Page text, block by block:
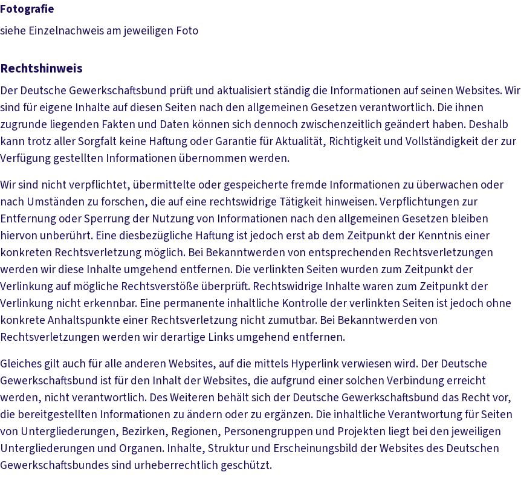
Fotografie
siehe Einzelnachweis am jeweiligen Foto
Rechtshinweis
Der Deutsche Gewerkschaftsbund prüft und aktualisiert ständig die Informationen auf seinen Websites. Wir
sind für eigene Inhalte auf diesen Seiten nach den allgemeinen Gesetzen verantwortlich. Die ihnen
zugrunde liegenden Fakten und Daten können sich dennoch zwischenzeitlich geändert haben. Deshalb
kann trotz aller Sorgfalt keine Haftung oder Garantie für Aktualität, Richtigkeit und Vollständigkeit der zur
Verfügung gestellten Informationen übernommen werden.
Wir sind nicht verpflichtet, übermittelte oder gespeicherte fremde Informationen zu überwachen oder
nach Umständen zu forschen, die auf eine rechtswidrige Tätigkeit hinweisen. Verpflichtungen zur
Entfernung oder Sperrung der Nutzung von Informationen nach den allgemeinen Gesetzen bleiben
hiervon unberührt. Eine diesbezügliche Haftung ist jedoch erst ab dem Zeitpunkt der Kenntnis einer
konkreten Rechtsverletzung möglich. Bei Bekanntwerden von entsprechenden Rechtsverletzungen
werden wir diese Inhalte umgehend entfernen. Die verlinkten Seiten wurden zum Zeitpunkt der
Verlinkung auf mögliche Rechtsverstöße überprüft. Rechtswidrige Inhalte waren zum Zeitpunkt der
Verlinkung nicht erkennbar. Eine permanente inhaltliche Kontrolle der verlinkten Seiten ist jedoch ohne
konkrete Anhaltspunkte einer Rechtsverletzung nicht zumutbar. Bei Bekanntwerden von
Rechtsverletzungen werden wir derartige Links umgehend entfernen.
Gleiches gilt auch für alle anderen Websites, auf die mittels Hyperlink verwiesen wird. Der Deutsche
Gewerkschaftsbund ist für den Inhalt der Websites, die aufgrund einer solchen Verbindung erreicht
werden, nicht verantwortlich. Des Weiteren behält sich der Deutsche Gewerkschaftsbund das Recht vor,
die bereitgestellten Informationen zu ändern oder zu ergänzen. Die inhaltliche Verantwortung für Seiten
von Untergliederungen, Bezirken, Regionen, Personengruppen und Projekten liegt bei den jeweiligen
Untergliederungen und Organen. Inhalte, Struktur und Erscheinungsbild der Websites des Deutschen
Gewerkschaftsbundes sind urheberrechtlich geschützt.